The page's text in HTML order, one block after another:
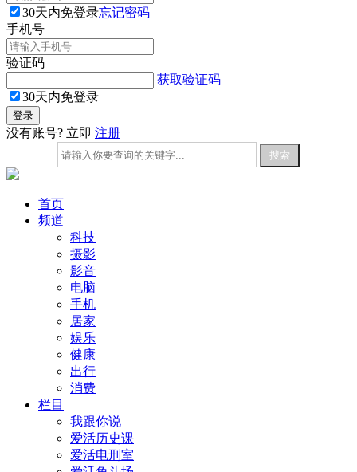
30天内免登录忘记密码
手机号
验证码
获取验证码
30天内免登录
没有账号? 立即 注册
首页
频道
科技
摄影
影音
电脑
手机
居家
娱乐
健康
出行
消费
栏目
我跟你说
爱活历史课
爱活电刑室